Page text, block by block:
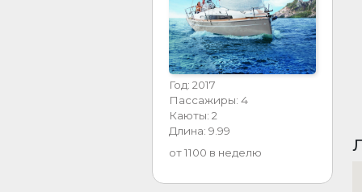
Год: 2017
Пассажиры: 4
Каюты: 2
Длина: 9.99
от 1100 в неделю